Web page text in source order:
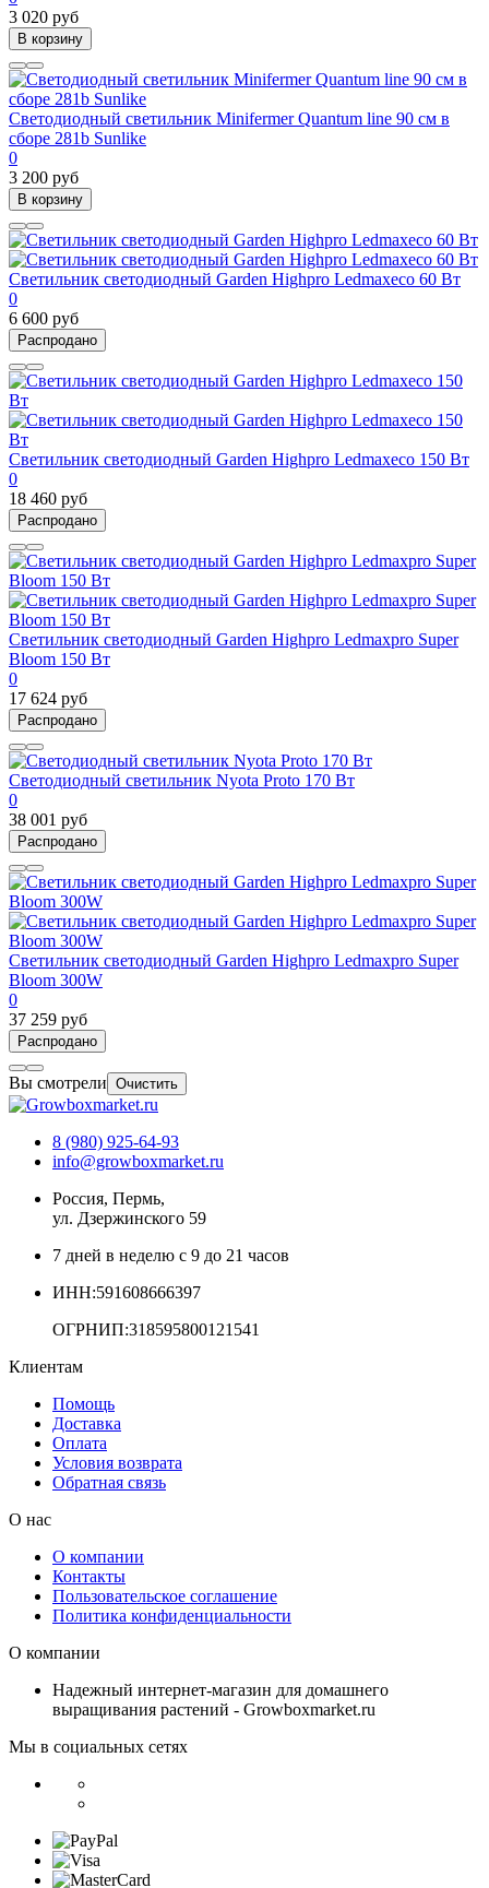
3 020 руб
В корзину
Светодиодный светильник Minifermer Quantum line 90 см в
сборе 281b Sunlike
0
3 200 руб
В корзину
Светильник светодиодный Garden Highpro Ledmaxeco 60 Вт
0
6 600 руб
Распродано
Светильник светодиодный Garden Highpro Ledmaxeco 150 Вт
0
18 460 руб
Распродано
Светильник светодиодный Garden Highpro Ledmaxpro Super
Bloom 150 Вт
0
17 624 руб
Распродано
Светодиодный светильник Nyota Proto 170 Вт
0
38 001 руб
Распродано
Светильник светодиодный Garden Highpro Ledmaxpro Super
Bloom 300W
0
37 259 руб
Распродано
Вы смотрели Очистить
8 (980) 925-64-93
info@growboxmarket.ru
Россия, Пермь,
ул. Дзержинского 59
7 дней в неделю с 9 до 21 часов
ИНН:591608666397
ОГРНИП:318595800121541
Клиентам
Помощь
Доставка
Оплата
Условия возврата
Обратная связь
О нас
О компании
Контакты
Пользовательское соглашение
Политика конфиденциальности
О компании
Надежный интернет-магазин для домашнего
выращивания растений - Growboxmarket.ru
Мы в социальных сетях